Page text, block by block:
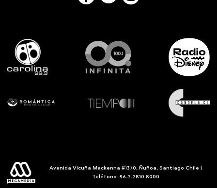
Avenida Vicuña Mackenna #1370, Ñuñoa, Santiago Chile |
Teléfono: 56-2-2810 8000